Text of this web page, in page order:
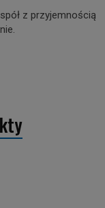
z przyjemnością